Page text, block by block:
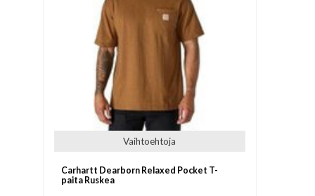
Vaihtoehtoja
Carhartt Dearborn Relaxed Pocket T-
paita Ruskea